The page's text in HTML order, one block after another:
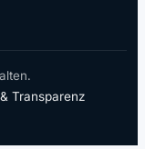
Transparenz